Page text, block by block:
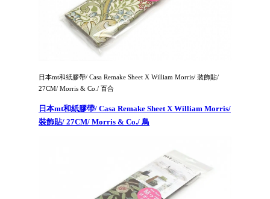
日本mt和紙膠帶/ Casa Remake Sheet X William Morris/ 裝飾貼/
27CM/ Morris & Co./ 百合
日本mt和紙膠帶/ Casa Remake Sheet X William Morris/
裝飾貼/ 27CM/ Morris & Co./ 鳥